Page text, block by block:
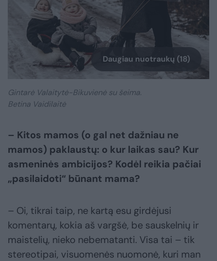
Daugiau nuotraukų (18)
Gintarė Valaitytė-Bikuvienė su šeima.
Betina Vaidilaitė
– Kitos mamos (o gal net dažniau ne
mamos) paklaustų: o kur laikas sau? Kur
asmeninės ambicijos? Kodėl reikia pačiai
„pasilaidoti“ būnant mama?
– Oi, tikrai taip, ne kartą esu girdėjusi
komentarų, kokia aš vargšė, be sauskelnių ir
maistelių, nieko nebematanti. Visa tai – tik
stereotipai, visuomenės nuomonė, kuri man